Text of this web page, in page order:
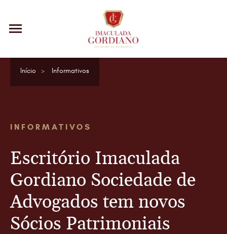
Início Informativos
INFORMATIVOS
Escritório Imaculada
Gordiano Sociedade de
Advogados tem novos
Sócios Patrimoniais